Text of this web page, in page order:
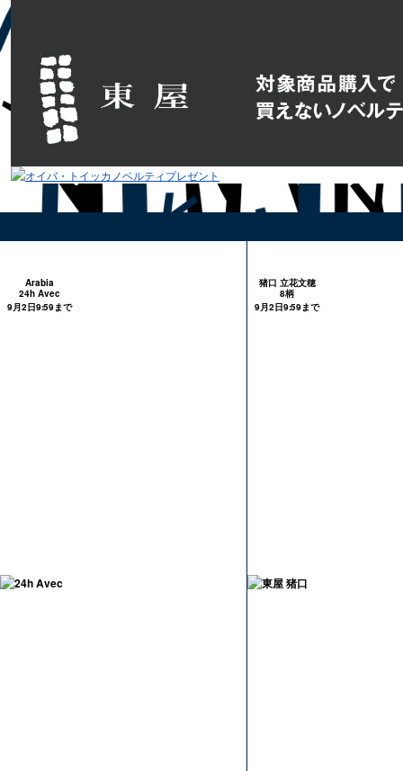
Arabia
24h Avec
9月2日9:59まで
猪口 立花文穂
8柄
9月2日9:59まで